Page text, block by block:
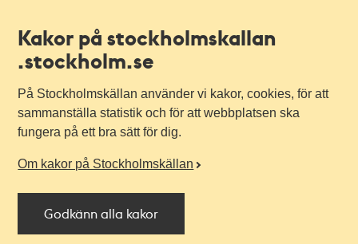
Kakor på stockholmskallan
.stockholm.se
På Stockholmskällan använder vi kakor, cookies, för att
sammanställa statistik och för att webbplatsen ska
fungera på ett bra sätt för dig.
Om kakor på Stockholmskällan
Godkänn alla kakor